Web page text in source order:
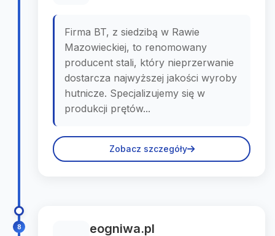
Firma BT, z siedzibą w Rawie
Mazowieckiej, to renomowany
producent stali, który nieprzerwanie
dostarcza najwyższej jakości wyroby
hutnicze. Specjalizujemy się w
produkcji prętów...
Zobacz szczegóły
8 eogniwa.pl